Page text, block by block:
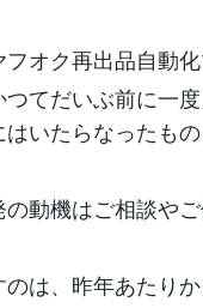
オク再出品自動
つてだいぶ前に一
いたらなったもの
動機はご相談や
のは、昨年あたり